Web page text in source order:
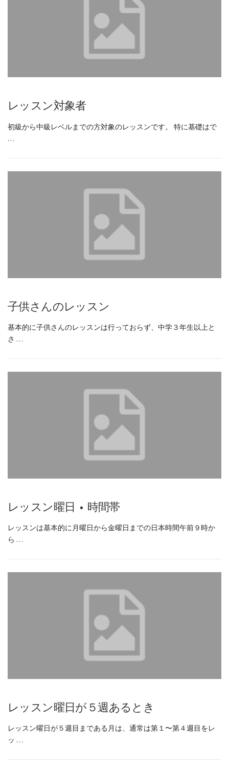
レッスン対象者
初級から中級レベルまでの方対象のレッスンです。 特に基礎はで
…
子供さんのレッスン
基本的に子供さんのレッスンは行っておらず、中学３年生以上と
さ …
レッスン曜日 • 時間帯
レッスンは基本的に月曜日から金曜日までの日本時間午前９時か
ら …
レッスン曜日が５週あるとき
レッスン曜日が５週目まである月は、通常は第１〜第４週目をレ
ッ …